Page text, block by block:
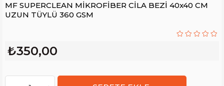
MF SUPERCLEAN MİKROFİBER CİLA BEZİ 40x40 CM
UZUN TÜYLÜ 360 GSM
₺350,00